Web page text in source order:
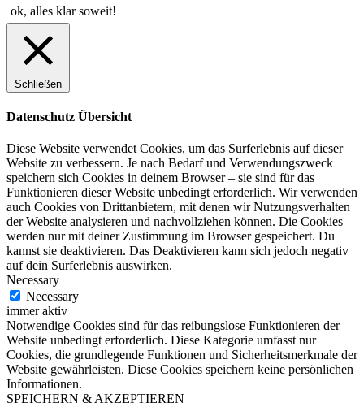
ok, alles klar soweit!
Schließen
Datenschutz Übersicht
Diese Website verwendet Cookies, um das Surferlebnis auf dieser
Website zu verbessern. Je nach Bedarf und Verwendungszweck
speichern sich Cookies in deinem Browser – sie sind für das
Funktionieren dieser Website unbedingt erforderlich. Wir verwenden
auch Cookies von Drittanbietern, mit denen wir Nutzungsverhalten
der Website analysieren und nachvollziehen können. Die Cookies
werden nur mit deiner Zustimmung im Browser gespeichert. Du
kannst sie deaktivieren. Das Deaktivieren kann sich jedoch negativ
auf dein Surferlebnis auswirken.
Necessary
Necessary
immer aktiv
Notwendige Cookies sind für das reibungslose Funktionieren der
Website unbedingt erforderlich. Diese Kategorie umfasst nur
Cookies, die grundlegende Funktionen und Sicherheitsmerkmale der
Website gewährleisten. Diese Cookies speichern keine persönlichen
Informationen.
SPEICHERN & AKZEPTIEREN